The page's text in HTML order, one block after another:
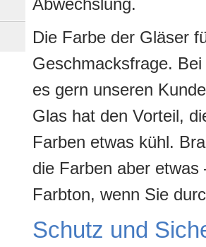
Abwechslung.
Die Farbe der Gläser
Geschmacksfrage.
es gern unseren
Glas hat den Vorteil,
Farben etwas kühl.
die Farben aber
Farbton, wenn Sie
Schutz und